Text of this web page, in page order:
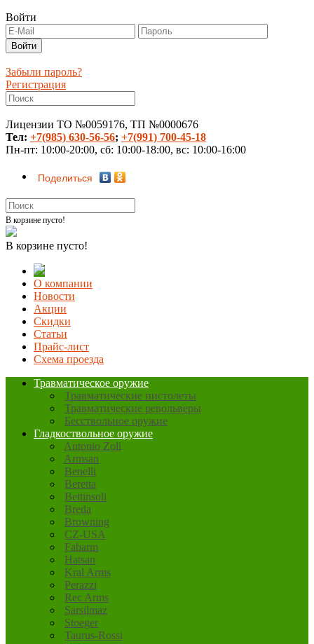
Войти
Забыли пароль?
Регистрация
Лицензии ТО №0059176, ТП №0000676
Тел: +7(985) 630-56-56; +7(991) 700-45-18
Пн-пт: 10:00-20:00, сб: 10:00-18:00, вс: 10:00-16:00
Поделиться
В корзине пусто!
В корзине пусто!
О компании
Новости
Акции
Скидки
Статьи
Прайс-лист
Схема проезда
Травматическое оружие
Травматические пистолеты
Травматические револьверы
Бесствольное оружие
Гладкоствольное оружие
Antonio Zoli
Armsan
Benelli
Beretta
Bettinsoli
Breda
Browning
CZ-USA
Fabarm
Hatsan
Kral Arms
Perazzi
Rec Arms
Sarsilmaz
Stoeger
Taurus-Rossi